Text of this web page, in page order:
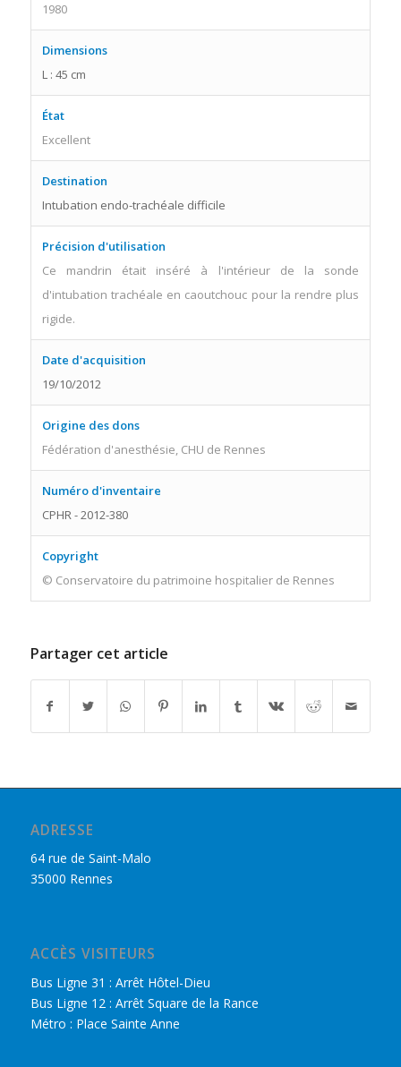
1980
Dimensions
L : 45 cm
État
Excellent
Destination
Intubation endo-trachéale difficile
Précision d'utilisation
Ce mandrin était inséré à l'intérieur de la sonde
d'intubation trachéale en caoutchouc pour la rendre plus
rigide.
Date d'acquisition
19/10/2012
Origine des dons
Fédération d'anesthésie, CHU de Rennes
Numéro d'inventaire
CPHR - 2012-380
Copyright
© Conservatoire du patrimoine hospitalier de Rennes
Partager cet article
ADRESSE
64 rue de Saint-Malo
35000 Rennes
ACCÈS VISITEURS
Bus Ligne 31 : Arrêt Hôtel-Dieu
Bus Ligne 12 : Arrêt Square de la Rance
Métro : Place Sainte Anne